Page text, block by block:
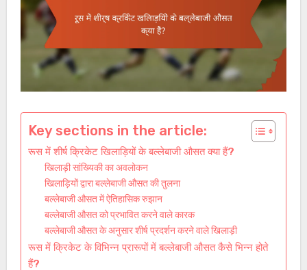
Key sections in the article:
रूस में शीर्ष क्रिकेट खिलाड़ियों के बल्लेबाजी औसत क्या हैं?
खिलाड़ी सांख्यिकी का अवलोकन
खिलाड़ियों द्वारा बल्लेबाजी औसत की तुलना
बल्लेबाजी औसत में ऐतिहासिक रुझान
बल्लेबाजी औसत को प्रभावित करने वाले कारक
बल्लेबाजी औसत के अनुसार शीर्ष प्रदर्शन करने वाले खिलाड़ी
रूस में क्रिकेट के विभिन्न प्रारूपों में बल्लेबाजी औसत कैसे भिन्न होते
हैं?